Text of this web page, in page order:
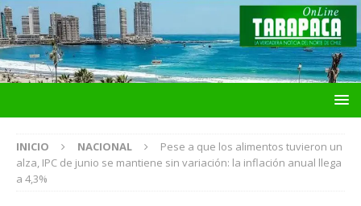
INICIO NACIONAL
Pese a que los alimentos tuvieron un
alza, IPC de junio se mantiene sin variación: la inflación anual llega
a 4,3%